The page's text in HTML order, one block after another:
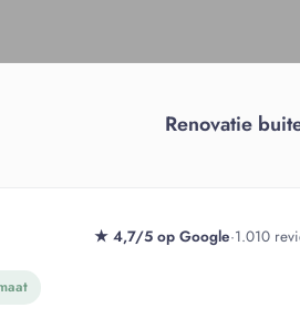
Renovatie
★ 4,7/5 op Google·1.010